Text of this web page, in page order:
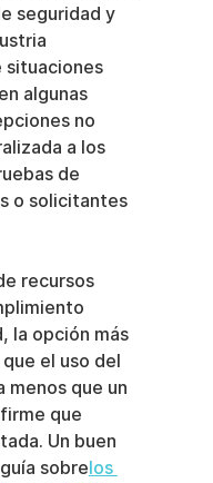
seguridad y
situaciones
algunas
no
a los
de
o solicitantes
recursos
la opción más
el uso del
que un
que
Un buen
sobrelos